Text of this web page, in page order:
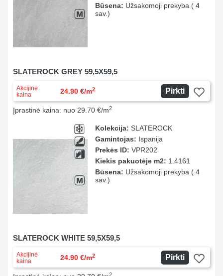
Būsena: Užsakomoji prekyba ( 4
sav.)
SLATEROCK GREY 59,5X59,5
Akcijinė
kaina
24.90 €/m2 Pirkti
Įprastinė kaina: nuo 29.70 €/m2
Kolekcija: SLATEROCK
Gamintojas: Ispanija
Prekės ID: VPR202
Kiekis pakuotėje m2: 1.4161
Būsena: Užsakomoji prekyba ( 4
sav.)
SLATEROCK WHITE 59,5X59,5
Akcijinė
kaina
24.90 €/m2 Pirkti
2